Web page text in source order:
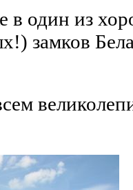
в один из
замков